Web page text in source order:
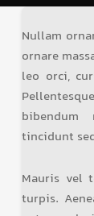
Nullam
ornare
leo orci,
bibendum
tincidunt
Mauris vel
turpis.